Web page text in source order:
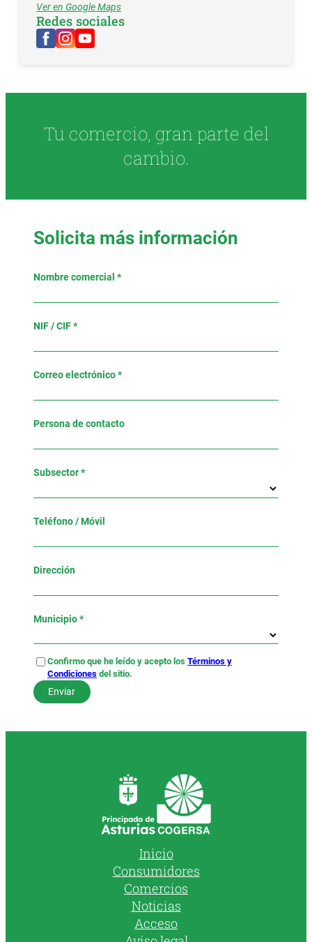
Ver en Google Maps
Redes sociales
Tu comercio, gran parte del
cambio.
Solicita más información
Nombre comercial *
NIF / CIF *
Correo electrónico *
Persona de contacto
Subsector *
Teléfono / Móvil
Dirección
Municipio *
Confirmo que he leído y acepto los Términos y
Condiciones del sitio.
Inicio
Consumidores
Comercios
Noticias
Acceso